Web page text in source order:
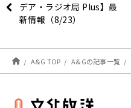
デア・ラジオ局 Plus】最
新情報（8/23）
A&G TOP A&Gの記事一覧